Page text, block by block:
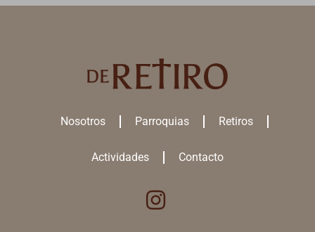
Nosotros Parroquias Retiros
Actividades Contacto